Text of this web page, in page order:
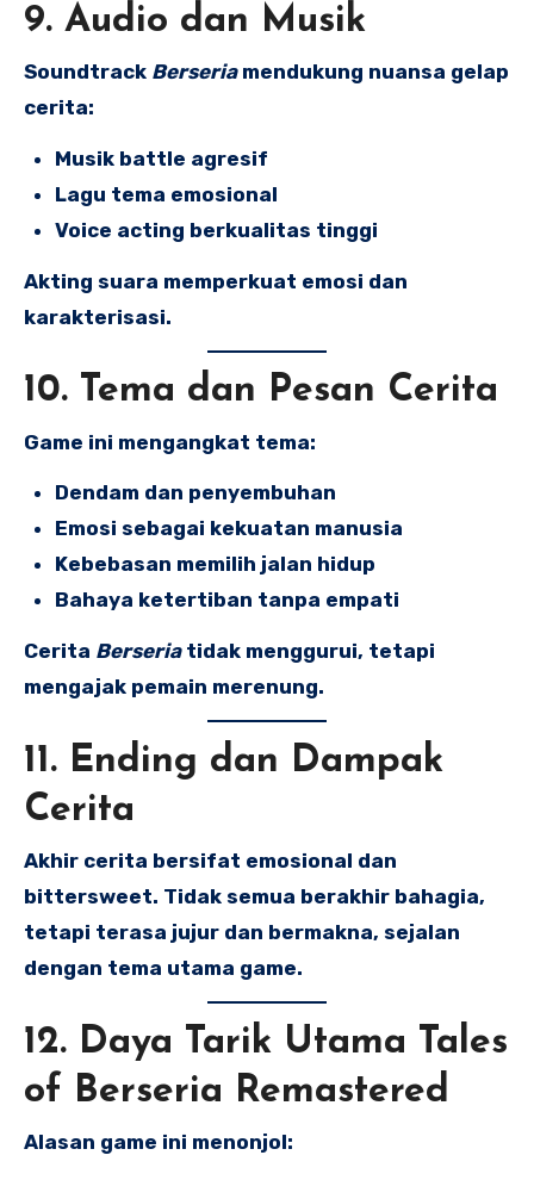
9. Audio dan Musik
Soundtrack Berseriamendukung nuansa gelap
cerita:
Musik battle agresif
Lagu tema emosional
Voice acting berkualitas tinggi
Akting suara memperkuat emosi dan
karakterisasi.
10. Tema dan Pesan Cerita
Game ini mengangkat tema:
Dendam dan penyembuhan
Emosi sebagai kekuatan manusia
Kebebasan memilih jalan hidup
Bahaya ketertiban tanpa empati
Cerita Berseriatidak menggurui, tetapi
mengajak pemain merenung.
11. Ending dan Dampak
Cerita
Akhir cerita bersifat emosional dan
bittersweet. Tidak semua berakhir bahagia,
tetapi terasa jujur dan bermakna, sejalan
dengan tema utama game.
12. Daya Tarik Utama Tales
of Berseria Remastered
Alasan game ini menonjol: